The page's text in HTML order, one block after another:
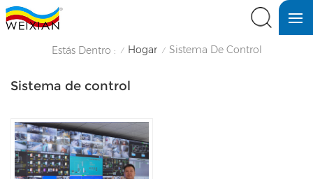
Estás Dentro : / Hogar / Sistema De Control
Sistema de control